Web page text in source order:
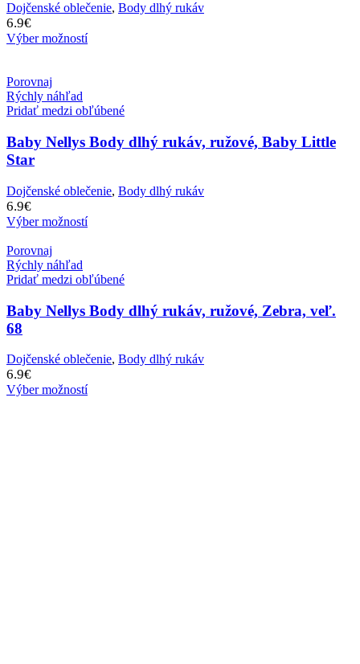
Dojčenské oblečenie, Body dlhý rukáv
6.9€
Výber možností
Porovnaj
Rýchly náhľad
Pridať medzi obľúbené
Baby Nellys Body dlhý rukáv, ružové, Baby Little
Star
Dojčenské oblečenie, Body dlhý rukáv
6.9€
Výber možností
Porovnaj
Rýchly náhľad
Pridať medzi obľúbené
Baby Nellys Body dlhý rukáv, ružové, Zebra, veľ.
68
Dojčenské oblečenie, Body dlhý rukáv
6.9€
Výber možností